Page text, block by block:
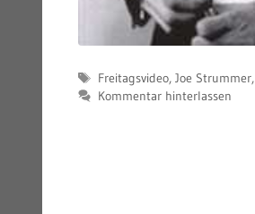
Schlagwörter
Freitagsvideo, Joe Strummer,
Kommentar hinterlassen